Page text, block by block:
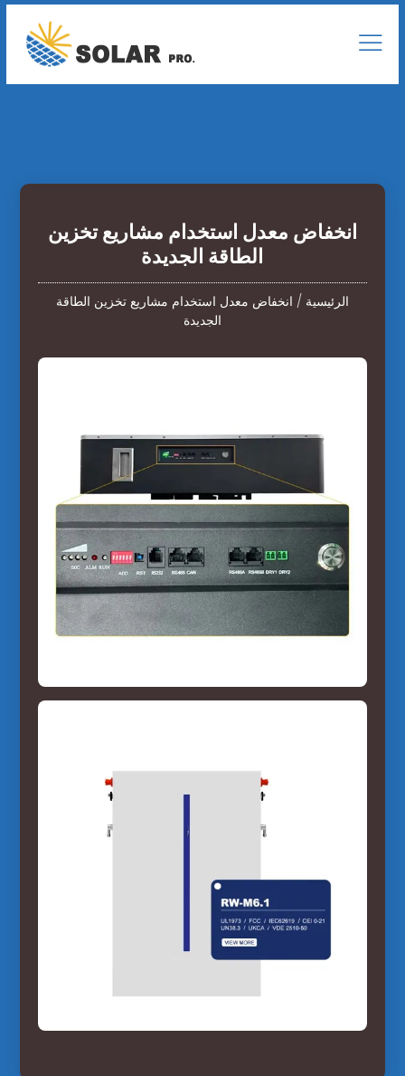
انخفاض معدل استخدام مشاريع تخزين
الطاقة الجديدة
الرئيسية / انخفاض معدل استخدام مشاريع تخزين الطاقة
الجديدة